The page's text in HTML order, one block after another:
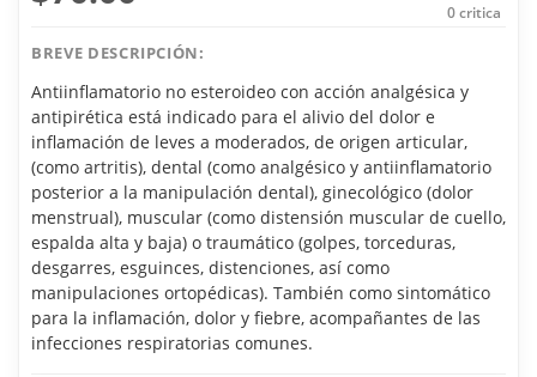
0critica
BREVE DESCRIPCIÓN:
Antiinflamatorio no esteroideo con acción analgésica y
antipirética está indicado para el alivio del dolor e
inflamación de leves a moderados, de origen articular,
(como artritis), dental (como analgésico y antiinflamatorio
posterior a la manipulación dental), ginecológico (dolor
menstrual), muscular (como distensión muscular de cuello,
espalda alta y baja) o traumático (golpes, torceduras,
desgarres, esguinces, distenciones, así como
manipulaciones ortopédicas). También como sintomático
para la inflamación, dolor y fiebre, acompañantes de las
infecciones respiratorias comunes.